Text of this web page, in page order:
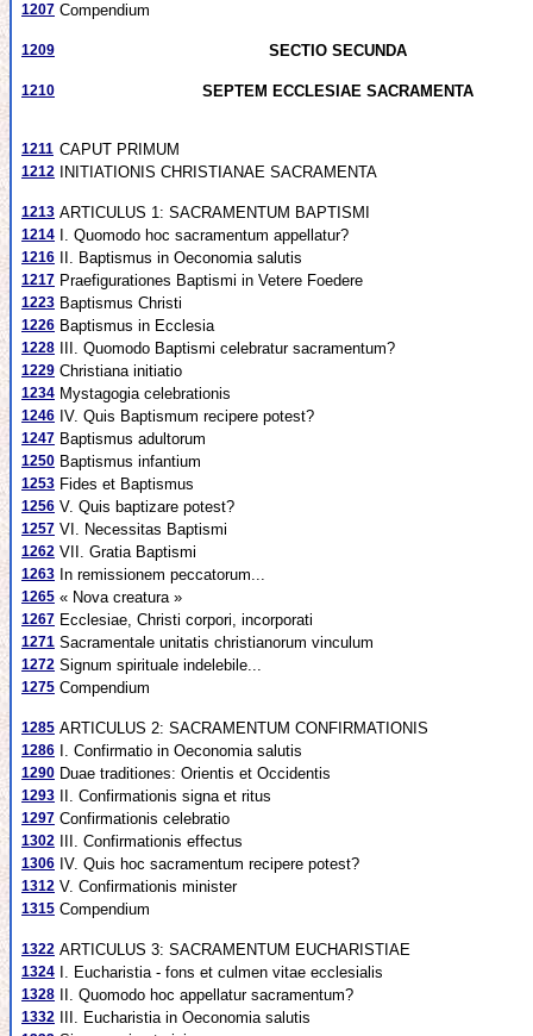
1207 Compendium
1209 SECTIO SECUNDA
1210 SEPTEM ECCLESIAE SACRAMENTA
1211 CAPUT PRIMUM
1212 INITIATIONIS CHRISTIANAE SACRAMENTA
1213 ARTICULUS 1: SACRAMENTUM BAPTISMI
1214 I. Quomodo hoc sacramentum appellatur?
1216 II. Baptismus in Oeconomia salutis
1217 Praefigurationes Baptismi in Vetere Foedere
1223 Baptismus Christi
1226 Baptismus in Ecclesia
1228 III. Quomodo Baptismi celebratur sacramentum?
1229 Christiana initiatio
1234 Mystagogia celebrationis
1246 IV. Quis Baptismum recipere potest?
1247 Baptismus adultorum
1250 Baptismus infantium
1253 Fides et Baptismus
1256 V. Quis baptizare potest?
1257 VI. Necessitas Baptismi
1262 VII. Gratia Baptismi
1263 In remissionem peccatorum...
1265 « Nova creatura »
1267 Ecclesiae, Christi corpori, incorporati
1271 Sacramentale unitatis christianorum vinculum
1272 Signum spirituale indelebile...
1275 Compendium
1285 ARTICULUS 2: SACRAMENTUM CONFIRMATIONIS
1286 I. Confirmatio in Oeconomia salutis
1290 Duae traditiones: Orientis et Occidentis
1293 II. Confirmationis signa et ritus
1297 Confirmationis celebratio
1302 III. Confirmationis effectus
1306 IV. Quis hoc sacramentum recipere potest?
1312 V. Confirmationis minister
1315 Compendium
1322 ARTICULUS 3: SACRAMENTUM EUCHARISTIAE
1324 I. Eucharistia - fons et culmen vitae ecclesialis
1328 II. Quomodo hoc appellatur sacramentum?
1332 III. Eucharistia in Oeconomia salutis